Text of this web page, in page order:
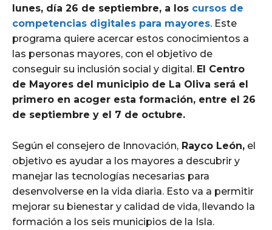
lunes, día 26 de septiembre, a los cursos de
competencias digitales para mayores. Este
programa quiere acercar estos conocimientos a
las personas mayores, con el objetivo de
conseguir su inclusión social y digital. El Centro
de Mayores del municipio de La Oliva será el
primero en acoger esta formación, entre el 26
de septiembre y el 7 de octubre.
Según el consejero de Innovación, Rayco León, el
objetivo es ayudar a los mayores a descubrir y
manejar las tecnologías necesarias para
desenvolverse en la vida diaria. Esto va a permitir
mejorar su bienestar y calidad de vida, llevando la
formación a los seis municipios de la Isla.